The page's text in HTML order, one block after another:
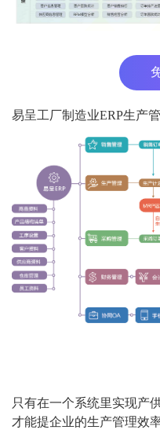
易呈工厂制造业ERP生产
只有在一个系统里实现产
才能提企业的生产管理效